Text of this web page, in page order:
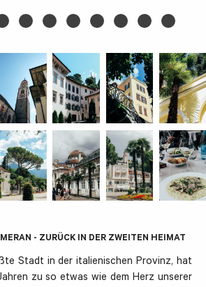
- ZURÜCK IN DER ZWEITEN HEIMAT
Stadt in der italienischen Provinz, hat
zu so etwas wie dem Herz unserer